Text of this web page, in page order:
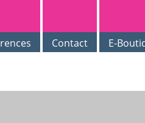
Contact E-